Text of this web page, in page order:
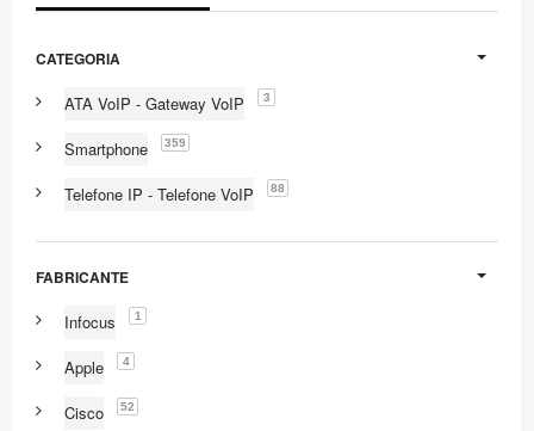
CATEGORIA
ATA VoIP - Gateway VoIP 3
Smartphone 359
Telefone IP - Telefone VoIP 88
FABRICANTE
Infocus 1
Apple 4
Cisco 52